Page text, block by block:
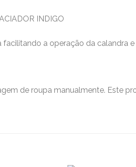
INDIGO
a operação da calandra
de roupa manualmente. Este